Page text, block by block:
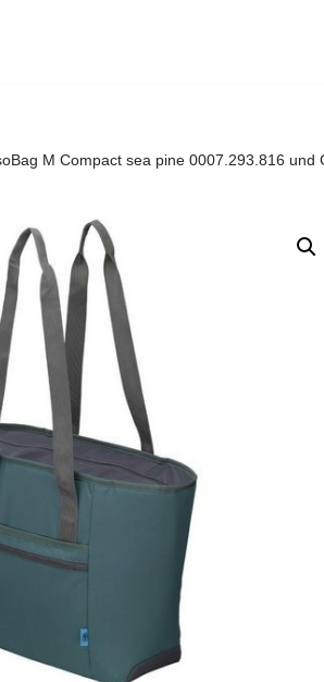
M Compact sea pine 0007.293.816 und